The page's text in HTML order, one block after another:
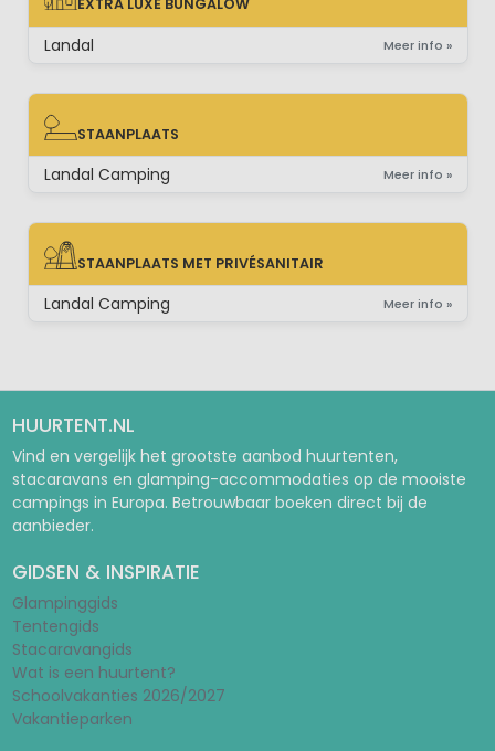
EXTRA LUXE BUNGALOW
EXTRA LUXE BUNGALOW
Landal Meer info »
STAANPLAATS
STAANPLAATS
Landal Camping Meer info »
STAANPLAATS MET PRIVÉSANITAIR
STAANPLAATS MET PRIVÉSANITAIR
Landal Camping Meer info »
HUURTENT.NL
Vind en vergelijk het grootste aanbod huurtenten,
stacaravans en glamping-accommodaties op de mooiste
campings in Europa. Betrouwbaar boeken direct bij de
aanbieder.
GIDSEN & INSPIRATIE
Glampinggids
Tentengids
Stacaravangids
Wat is een huurtent?
Schoolvakanties 2026/2027
Vakantieparken